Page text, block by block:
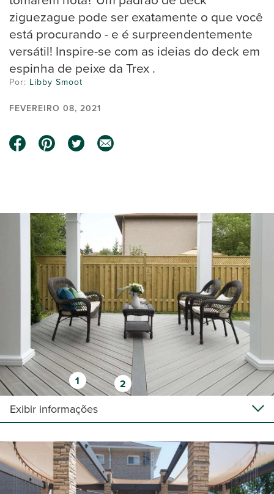
ziguezague pode ser exatamente o que você
está procurando - e é surpreendentemente
versátil! Inspire-se com as ideias do deck em
espinha de peixe da Trex .
Por: Libby Smoot
FEVEREIRO 08, 2021
1 2
Exibir informações